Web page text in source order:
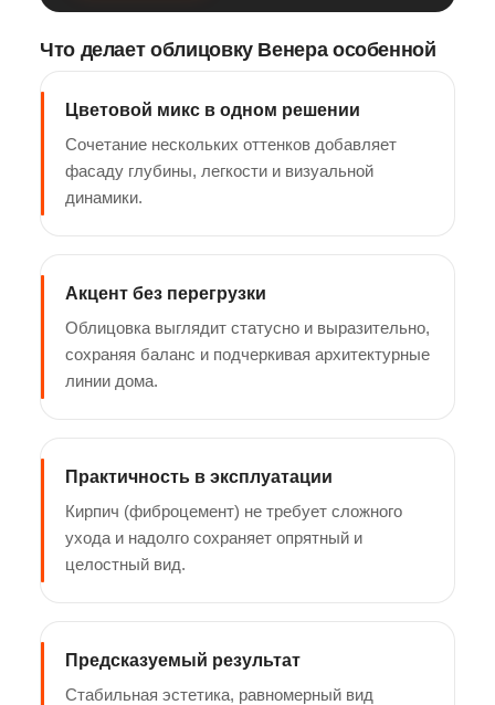
Что делает облицовку Венера особенной
Цветовой микс в одном решении
Сочетание нескольких оттенков добавляет
фасаду глубины, легкости и визуальной
динамики.
Акцент без перегрузки
Облицовка выглядит статусно и выразительно,
сохраняя баланс и подчеркивая архитектурные
линии дома.
Практичность в эксплуатации
Кирпич (фиброцемент) не требует сложного
ухода и надолго сохраняет опрятный и
целостный вид.
Предсказуемый результат
Стабильная эстетика, равномерный вид